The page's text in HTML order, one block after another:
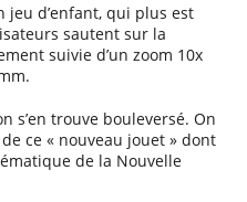
d’enfant, qui plus est
sautent sur la
suivie d’un zoom 10x
s’en trouve bouleversé. On
de ce « nouveau jouet » dont
de la Nouvelle